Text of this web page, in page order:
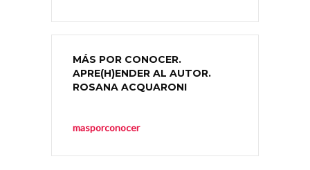
MÁS POR CONOCER.
APRE(H)ENDER AL AUTOR.
ROSANA ACQUARONI
masporconocer